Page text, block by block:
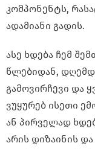
კომპონენტს,
ადამიანი გადის.
ასე ხდება ჩემ
წლებიდან,
გამოვირჩევი და
ვუყურებ ისეთი
ან პირველად
არის დიზაინის